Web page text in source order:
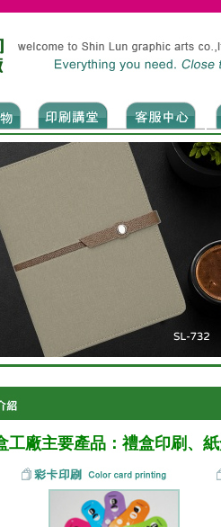
工廠主要產品：禮盒印刷、